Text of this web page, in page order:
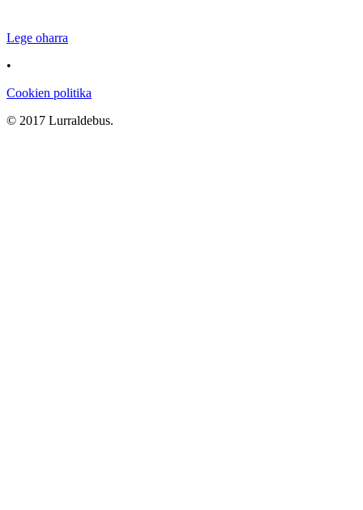
Lege oharra
•
Cookien politika
© 2017 Lurraldebus.